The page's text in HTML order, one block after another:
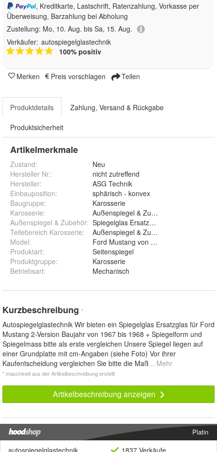
, Kreditkarte, Lastschrift, Ratenzahlung, Vorkasse per
Überweisung, Barzahlung bei Abholung
Zustellung: Mo, 10. Aug. bis Sa, 15. Aug.
Verkäufer: autospiegelglastechnik
100% positiv
Merken Preis vorschlagen Teilen
Produktdetails Zahlung, Versand & Rückgabe
Produktsicherheit
Artikelmerkmale
Zustand:
Neu
Hersteller Nr.:
nicht zutreffend
Hersteller:
ASG Technik
Einbauposition:
sphärisch - konvex
Baugruppe:
Karosserie
Karosserie:
Außenspiegel & Zubehör
Außenspiegel & Zubehör: Spiegelglas Ersatzglas
Teilebereich Karosserie:
Außenspiegel & Zubehör
Model:
Ford Mustang von 1967 bis 1968
Produktart:
Seitenspiegel
Produktgruppe:
Karosserie
Betriebsart: Mechanisch
Kurzbeschreibung *
Autospiegelglastechnik Wir bieten ein Spiegelglas Ersatzglas für Ford
Mustang 2-Version Baujahr von 1967 bis 1968 + Spiegelform und
Spiegelmass bitte als erste vergleichen Unsere Spiegel liegen auf
einer Grundplatte mit cm-Angaben (siehe Foto) Vor ihrer
Kaufentscheidung vergleichen Sie bitte die Maß... Mehr
* maschinell aus der Artikelbeschreibung erstellt
Artikelbeschreibung anzeigen
Platin